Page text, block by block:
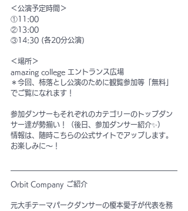
＜公演予定時間＞
①11:00
②13:00
③14:30 (各20分公演)
＜場所＞
amazing college エントランス広場
＊今回、柿落とし公演のために観覧参加等「無料」
でご覧になれます！
参加ダンサーもそれぞれのカテゴリーのトップダン
サー達が勢揃い！（後日、参加ダンサー紹介✨）
情報は、随時こちらの公式サイトでアップします。
お楽しみに〜！
Orbit Company ご紹介
元大手テーマパークダンサーの榎本愛子が代表を務